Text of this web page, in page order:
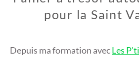
pour la Saint
4
Depuis ma formation avecLes